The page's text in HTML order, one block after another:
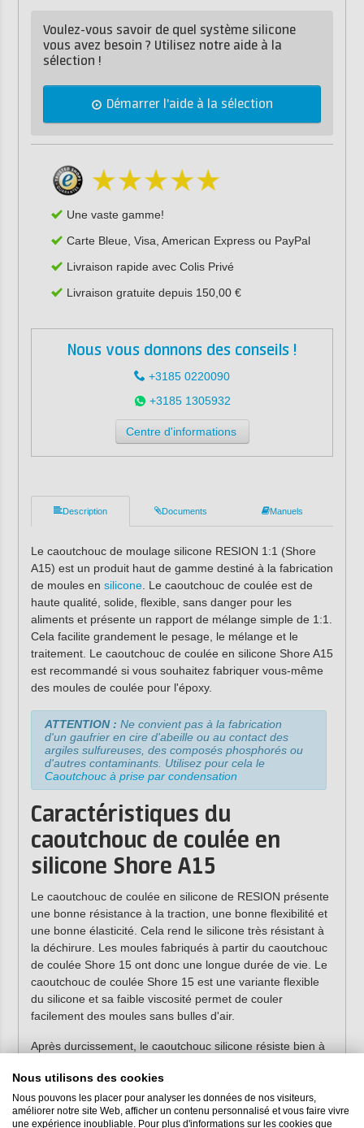
Voulez-vous savoir de quel système silicone
vous avez besoin ? Utilisez notre aide à la
sélection !
Démarrer l'aide à la sélection
Une vaste gamme!
Carte Bleue, Visa, American Express ou PayPal
Livraison rapide avec Colis Privé
Livraison gratuite depuis 150,00 €
Nous vous donnons des conseils !
+3185 0220090
+3185 1305932
Centre d'informations
Description Documents Manuels
Le caoutchouc de moulage silicone RESION 1:1 (Shore
A15) est un produit haut de gamme destiné à la fabrication
de moules en silicone. Le caoutchouc de coulée est de
haute qualité, solide, flexible, sans danger pour les
aliments et présente un rapport de mélange simple de 1:1.
Cela facilite grandement le pesage, le mélange et le
traitement. Le caoutchouc de coulée en silicone Shore A15
est recommandé si vous souhaitez fabriquer vous-même
des moules de coulée pour l'époxy.
ATTENTION : Ne convient pas à la fabrication
d'un gaufrier en cire d'abeille ou au contact des
argiles sulfureuses, des composés phosphorés ou
d'autres contaminants. Utilisez pour cela le
Caoutchouc à prise par condensation
Caractéristiques du
caoutchouc de coulée en
silicone Shore A15
Le caoutchouc de coulée en silicone de RESION présente
une bonne résistance à la traction, une bonne flexibilité et
une bonne élasticité. Cela rend le silicone très résistant à
la déchirure. Les moules fabriqués à partir du caoutchouc
de coulée Shore 15 ont donc une longue durée de vie. Le
caoutchouc de coulée Shore 15 est une variante flexible
du silicone et sa faible viscosité permet de couler
facilement des moules sans bulles d'air.
Après durcissement, le caoutchouc silicone résiste bien à
béton, etc. Le produit résiste également bien à la chaleur
et présente un faible retrait.
Nous utilisons des cookies
Nous pouvons les placer pour analyser les données de nos visiteurs,
améliorer notre site Web, afficher un contenu personnalisé et vous faire vivre
une expérience inoubliable. Pour plus d'informations sur les cookies que